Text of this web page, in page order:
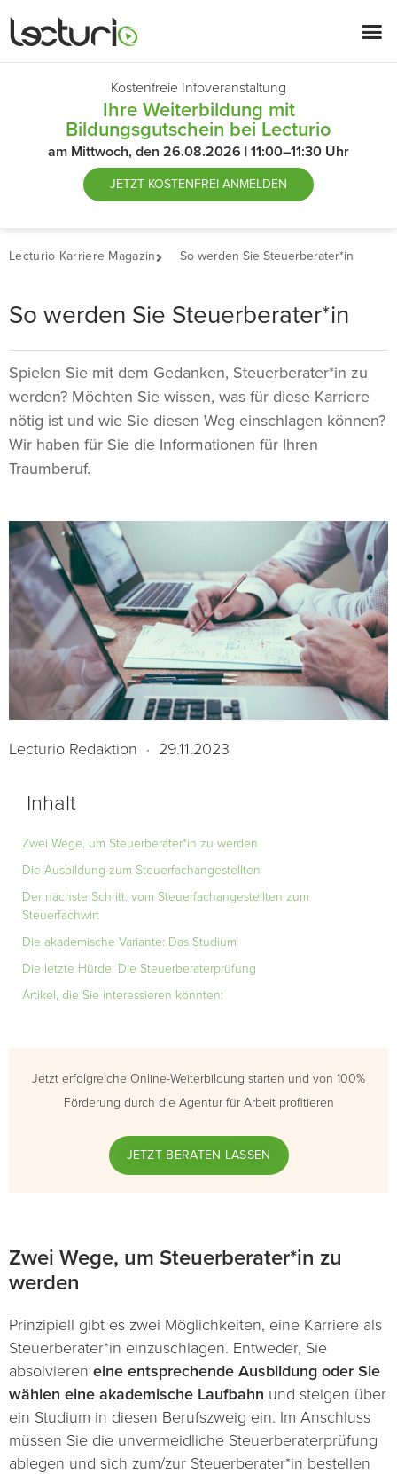
Kostenfreie Infoveranstaltung
Ihre Weiterbildung mit
Bildungsgutschein bei Lecturio
am Mittwoch, den 26.08.2026 | 11:00–11:30 Uhr
JETZT KOSTENFREI ANMELDEN
Lecturio Karriere Magazin So werden Sie Steuerberater*in
So werden Sie Steuerberater*in
Spielen Sie mit dem Gedanken, Steuerberater*in zu
werden? Möchten Sie wissen, was für diese Karriere
nötig ist und wie Sie diesen Weg einschlagen können?
Wir haben für Sie die Informationen für Ihren
Traumberuf.
Lecturio Redaktion · 29.11.2023
Inhalt
Zwei Wege, um Steuerberater*in zu werden
Die Ausbildung zum Steuerfachangestellten
Der nächste Schritt: vom Steuerfachangestellten zum
Steuerfachwirt
Die akademische Variante: Das Studium
Die letzte Hürde: Die Steuerberaterprüfung
Artikel, die Sie interessieren könnten:
Jetzt erfolgreiche Online-Weiterbildung starten und von 100%
Förderung durch die Agentur für Arbeit profitieren
JETZT BERATEN LASSEN
Zwei Wege, um Steuerberater*in zu
werden
Prinzipiell gibt es zwei Möglichkeiten, eine Karriere als
Steuerberater*in einzuschlagen. Entweder, Sie
absolvieren eine entsprechende Ausbildung oder Sie
wählen eine akademische Laufbahn und steigen über
ein Studium in diesen Berufszweig ein. Im Anschluss
müssen Sie die unvermeidliche Steuerberaterprüfung
ablegen und sich zum/zur Steuerberater*in bestellen